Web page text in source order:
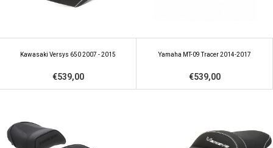
Kawasaki Versys 650 2007 - 2015
€539,00
Yamaha MT-09 Tracer 2014-2017
€539,00